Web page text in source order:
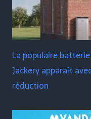
La populaire
Jackery apparaît
réduction